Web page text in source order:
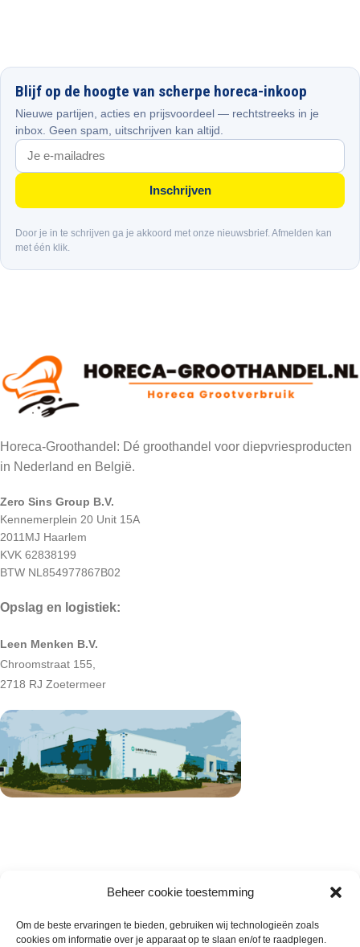
Beheer cookie toestemming
Om de beste ervaringen te bieden, gebruiken wij technologieën zoals
cookies om informatie over je apparaat op te slaan en/of te raadplegen.
Blijf op de hoogte van scherpe horeca-inkoop
Nieuwe partijen, acties en prijsvoordeel — rechtstreeks in je
inbox. Geen spam, uitschrijven kan altijd.
Inschrijven
Door je in te schrijven ga je akkoord met onze nieuwsbrief. Afmelden kan
met één klik.
Horeca-Groothandel: Dé groothandel voor diepvriesproducten
in Nederland en België.
Zero Sins Group B.V.
Kennemerplein 20 Unit 15A
2011MJ Haarlem
KVK 62838199
BTW NL854977867B02
Opslag en logistiek:
Leen Menken B.V.
Chroomstraat 155,
2718 RJ Zoetermeer